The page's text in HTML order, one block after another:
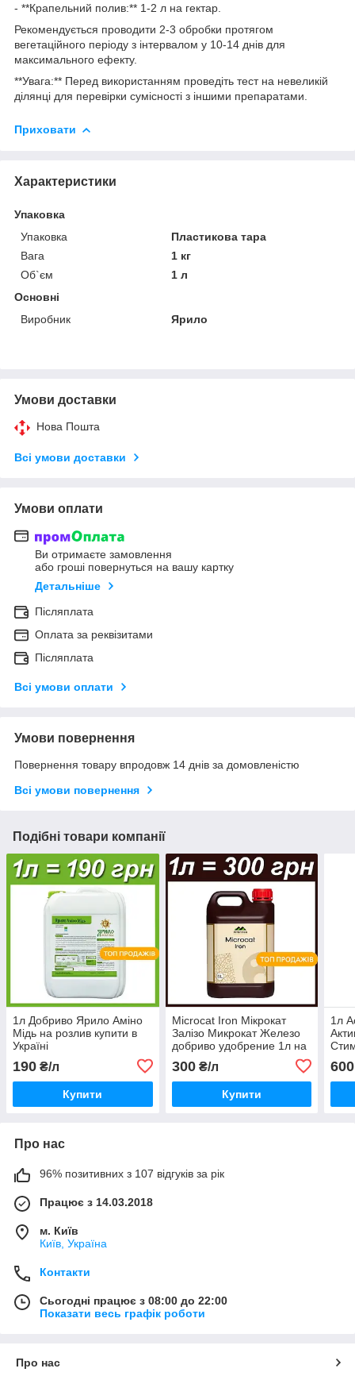
- **Крапельний полив:** 1-2 л на гектар.
Рекомендується проводити 2-3 обробки протягом
вегетаційного періоду з інтервалом у 10-14 днів для
максимального ефекту.
**Увага:** Перед використанням проведіть тест на невеликій
ділянці для перевірки сумісності з іншими препаратами.
Приховати
Характеристики
Упаковка
Упаковка
Пластикова тара
Вага
1 кг
Об`єм
1 л
Основні
Виробник
Ярило
Умови доставки
Нова Пошта
Всі умови доставки
Умови оплати
Ви отримаєте замовлення
або гроші повернуться на вашу картку
Детальніше
Післяплата
Оплата за реквізитами
Післяплата
Всі умови оплати
Умови повернення
Повернення товару впродовж 14 днів за домовленістю
Всі умови повернення
Подібні товари компанії
1л Добриво Ярило Аміно
Мідь на розлив купити в
Україні
190 ₴/л
Купити
Microcat Iron Мікрокат
Залізо Микрокат Железо
добриво удобрение 1л на
Україні
300₴/л
Купити
1л
600
Про нас
96% позитивних з 107 відгуків за рік
Працює з 14.03.2018
м. Київ
Київ, Україна
Контакти
Сьогодні працює з 08:00 до 22:00
Показати весь графік роботи
Про нас